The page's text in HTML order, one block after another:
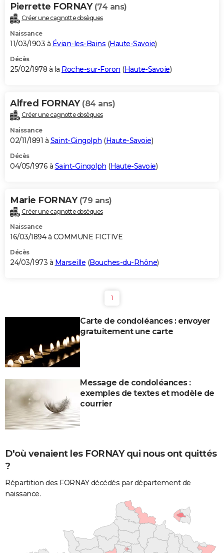
Pierrette FORNAY (74 ans)
Créer une cagnotte obsèques
Naissance
11/03/1903 à Évian-les-Bains (Haute-Savoie)
Décès
25/02/1978 à la Roche-sur-Foron (Haute-Savoie)
Alfred FORNAY (84 ans)
Créer une cagnotte obsèques
Naissance
02/11/1891 à Saint-Gingolph (Haute-Savoie)
Décès
04/05/1976 à Saint-Gingolph (Haute-Savoie)
Marie FORNAY (79 ans)
Créer une cagnotte obsèques
Naissance
16/03/1894 à COMMUNE FICTIVE
Décès
24/03/1973 à Marseille (Bouches-du-Rhône)
1
Carte de condoléances : envoyer
gratuitement une carte
Message de condoléances :
exemples de textes et modèle de
courrier
D'où venaient les FORNAY qui nous ont quittés
?
Répartition des FORNAY décédés par département de
naissance.